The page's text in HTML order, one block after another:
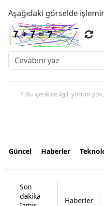
Aşağıdaki görselde
* Bu içerik ile ilgili yorum
Güncel Haberler
Son
dakika
Haberler